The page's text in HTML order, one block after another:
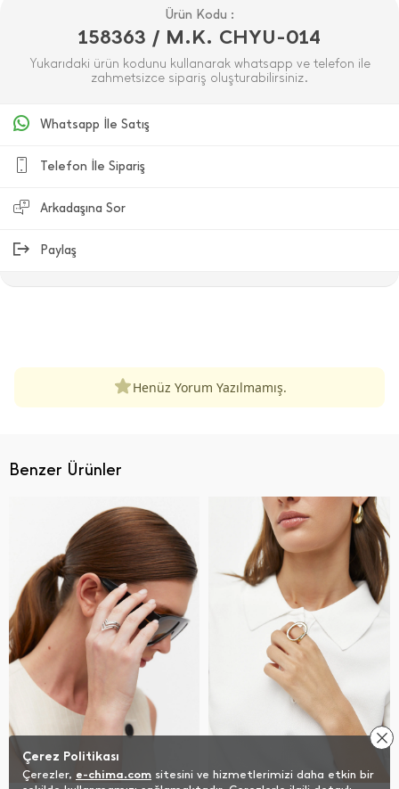
Ürün Kodu :
158363 / M.K. CHYU-014
Yukarıdaki ürün kodunu kullanarak whatsapp ve telefon ile
zahmetsizce sipariş oluşturabilirsiniz.
Whatsapp İle Satış
Telefon İle Sipariş
Arkadaşına Sor
Paylaş
Henüz Yorum Yazılmamış.
Benzer Ürünler
Çerez Politikası
Çerezler, e-chima.com sitesini ve hizmetlerimizi daha etkin bir